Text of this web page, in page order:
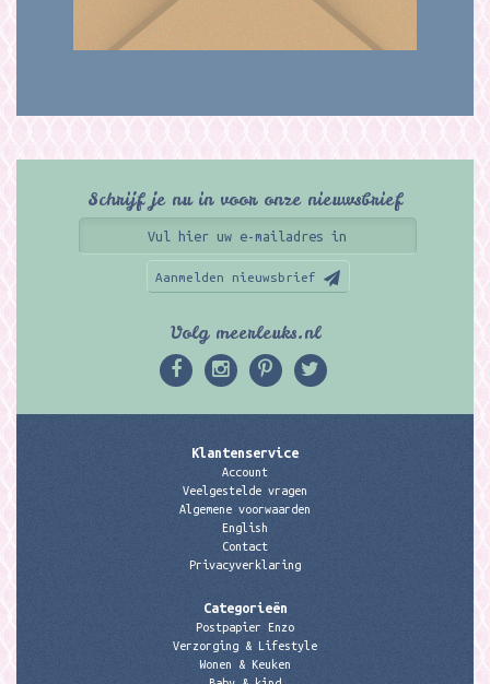
Schrijf je nu in voor onze nieuwsbrief
Aanmelden nieuwsbrief
Volg meerleuks.nl
Klantenservice
Account
Veelgestelde vragen
Algemene voorwaarden
English
Contact
Privacyverklaring
Categorieën
Postpapier Enzo
Verzorging & Lifestyle
Wonen & Keuken